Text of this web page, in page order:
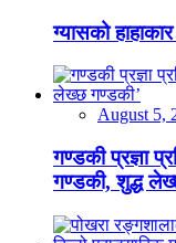
ग्यासको
August 5,
गण्डकी प्रज्ञा
गण्डकी, शुद्ध